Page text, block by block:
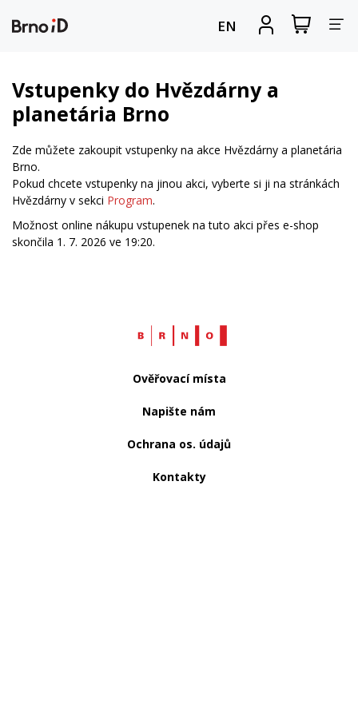
EN
Zobrazit
nákupní
Vstupenky do Hvězdárny a
planetária Brno
Zde můžete zakoupit vstupenky na akce Hvězdárny a planetária
Brno.
Pokud chcete vstupenky na jinou akci, vyberte si ji na stránkách
Hvězdárny v sekci Program.
Možnost online nákupu vstupenek na tuto akci přes e-shop
skončila 1. 7. 2026 ve 19:20.
Web
Ověřovací místa
Napište nám
Ochrana os. údajů
Kontakty